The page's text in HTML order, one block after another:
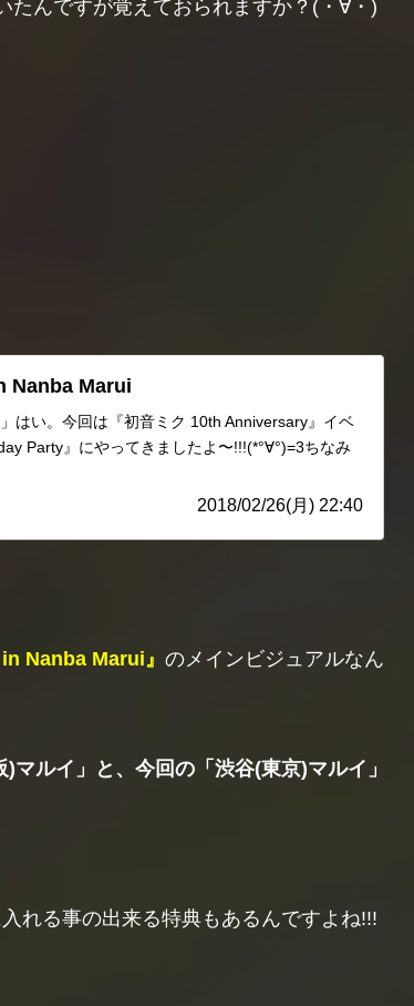
たんですが覚えておられますか？(・∀・)
Nanba Marui
はい。今回は『初音ミク 10th Anniversary』イベ
Party』にやってきましたよ〜!!!(*°∀°)=3ちなみ
2018/02/26(月) 22:40
Nanba Marui』 のメインビジュアルなん
マルイ」と、今回の「渋谷(東京)マルイ」
れる事の出来る特典もあるんですよね!!!